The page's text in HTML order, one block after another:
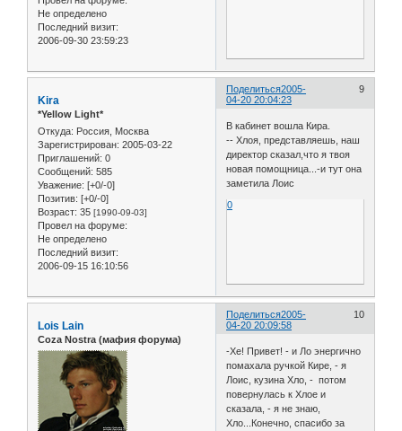
Не определено
Последний визит:
2006-09-30 23:59:23
Поделиться 9
2005-
04-20 20:04:23
Kira
*Yellow Light*
Откуда: Россия, Москва
Зарегистрирован: 2005-03-22
Приглашений: 0
Сообщений: 585
Уважение: [+0/-0]
Позитив: [+0/-0]
Возраст: 35 [1990-09-03]
Провел на форуме:
Не определено
Последний визит:
2006-09-15 16:10:56
В кабинет вошла Кира.
-- Хлоя, представляешь, наш
директор сказал,что я твоя
новая помощница...-и тут она
заметила Лоис
0
Поделиться 10
2005-
04-20 20:09:58
Lois Lain
Coza Nostra (мафия форума)
-Хе! Привет! - и Ло энергично
помахала ручкой Кире, - я
Лоис, кузина Хло, - потом
повернулась к Хлое и
сказала, - я не знаю,
Хло...Конечно, спасибо за